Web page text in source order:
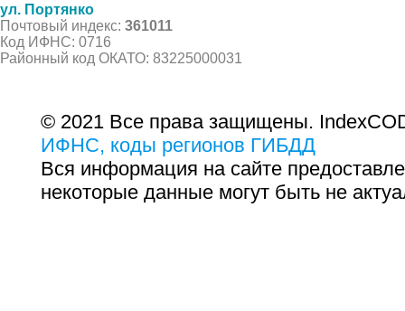
ул. Портянко
Почтовый индекс: 361011
Код ИФНС: 0716
Районный код ОКАТО: 83225000031
© 2021 Все права защищены.
ИФНС, коды регионов ГИБДД
Вся информация на сайте
некоторые данные могут быть не